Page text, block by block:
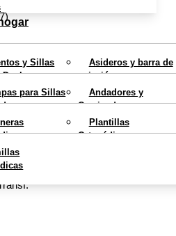
y Sillas
Ducha
Asideros y barra de
sujeción
de WC Cojines Antiescaras
para
Mayores
Mobiliario
para Sillas
Andadores y
Caminadores para
ancianos
Plantillas
Ortopédicas
entremartes 11 y el jueves 13 de
Igualamos el precio →
Envío